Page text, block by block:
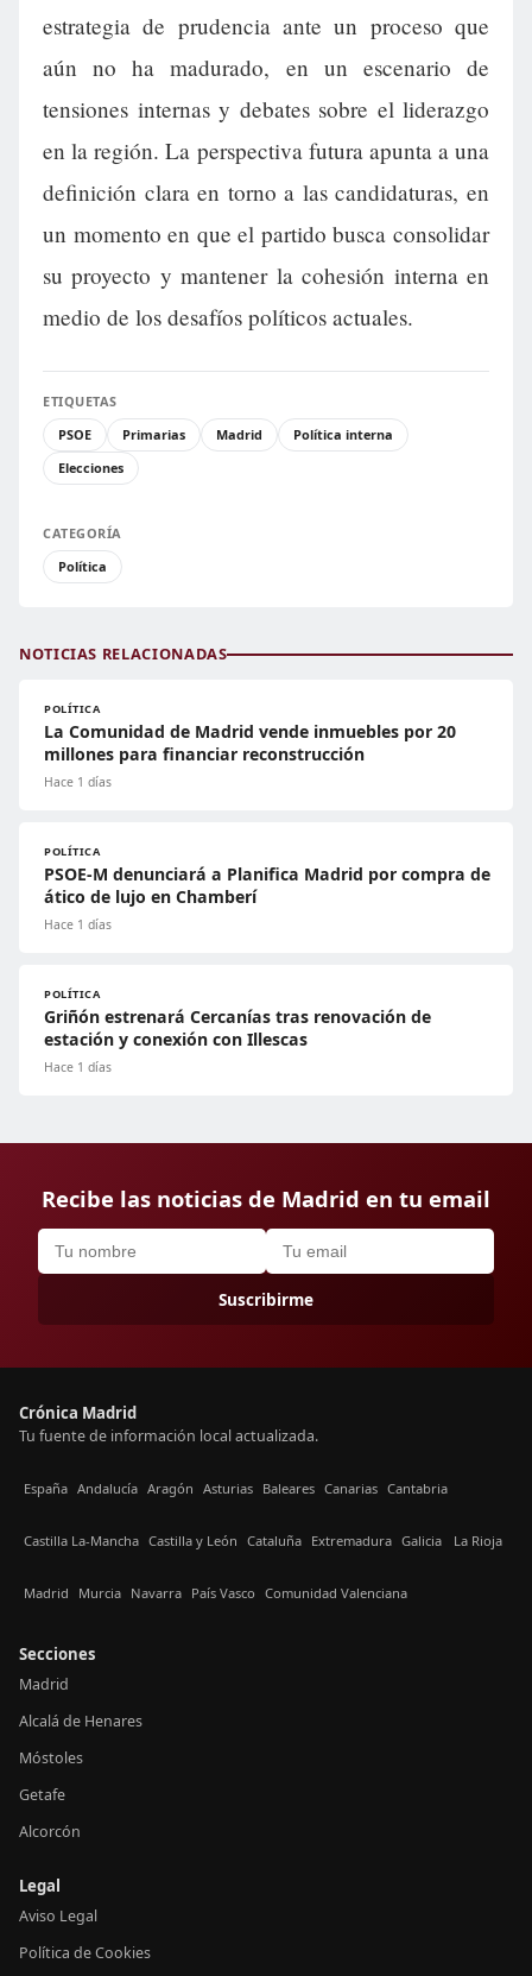
estrategia de prudencia ante un proceso que
aún no ha madurado, en un escenario de
tensiones internas y debates sobre el liderazgo
en la región. La perspectiva futura apunta a una
definición clara en torno a las candidaturas, en
un momento en que el partido busca consolidar
su proyecto y mantener la cohesión interna en
medio de los desafíos políticos actuales.
ETIQUETAS
PSOE
Primarias Madrid
Política interna
Elecciones
CATEGORÍA
Política
NOTICIAS RELACIONADAS
POLÍTICA
La Comunidad de Madrid vende inmuebles por 20
millones para financiar reconstrucción
Hace 1 días
POLÍTICA
PSOE-M denunciará a Planifica Madrid por compra de
ático de lujo en Chamberí
Hace 1 días
POLÍTICA
Griñón estrenará Cercanías tras renovación de
estación y conexión con Illescas
Hace 1 días
Recibe las noticias de Madrid en tu email
Suscribirme
Crónica Madrid
Tu fuente de información local actualizada.
España Andalucía Aragón Asturias Baleares Canarias Cantabria
Castilla La-Mancha Castilla y León Cataluña Extremadura Galicia La Rioja
Madrid Murcia Navarra País Vasco Comunidad Valenciana
Secciones
Madrid
Alcalá de Henares
Móstoles
Getafe
Alcorcón
Legal
Aviso Legal
Política de Cookies